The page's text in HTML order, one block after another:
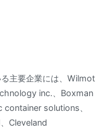
主要企業には、Wilmot
inc.、Boxman
solutions、
Cleveland